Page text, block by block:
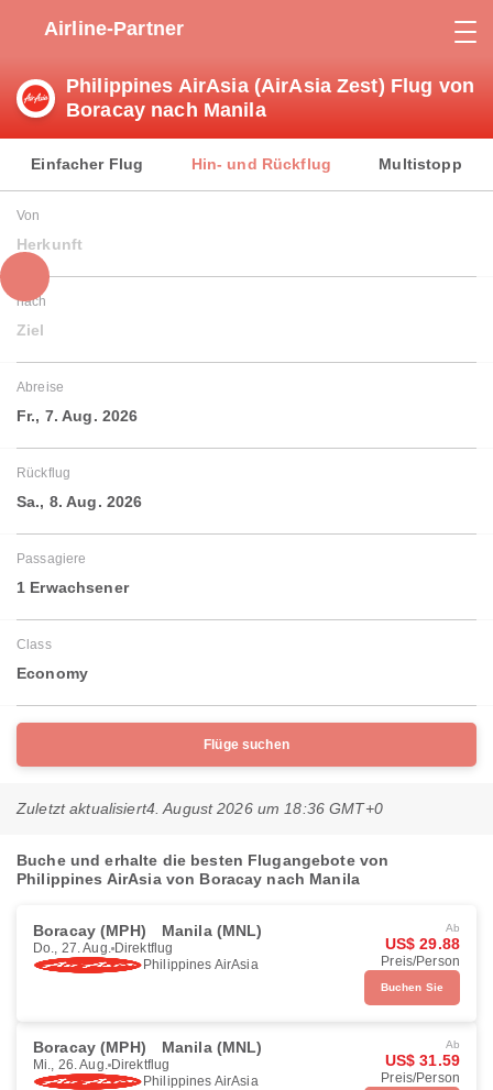
Airline-Partner
Philippines AirAsia (AirAsia Zest) Flug von
Boracay nach Manila
Einfacher Flug Hin- und Rückflug Multistopp
Von
Herkunft
nach
Ziel
Abreise
Fr., 7. Aug. 2026
Rückflug
Sa., 8. Aug. 2026
Passagiere
1 Erwachsener
Class
Economy
Flüge suchen
Zuletzt aktualisiert4. August 2026 um 18:36 GMT+0
Buche und erhalte die besten Flugangebote von
Philippines AirAsia von Boracay nach Manila
Boracay (MPH) Manila (MNL)
Do., 27. Aug. Direktflug
Philippines AirAsia
Ab
US$ 29.88
Preis/Person
Buchen Sie
Boracay (MPH) Manila (MNL)
Mi., 26. Aug. Direktflug
Philippines AirAsia
Ab
US$ 31.59
Preis/Person